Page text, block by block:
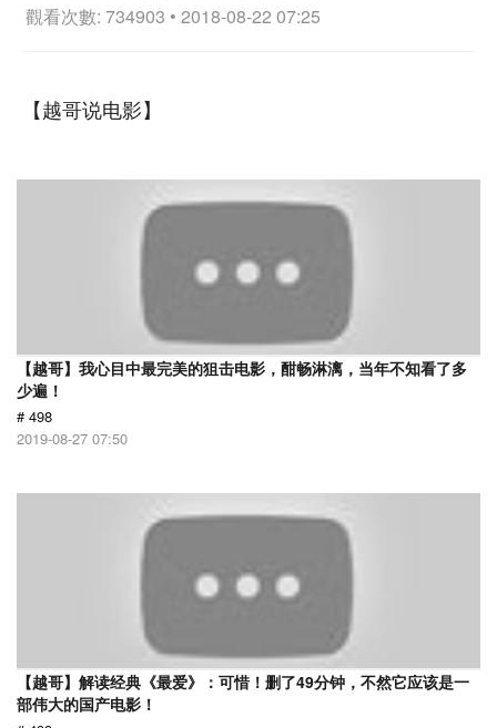
觀看次數: 734903 • 2018-08-22 07:25
【越哥说电影】
【越哥】我心目中最完美的狙击电影，酣畅淋漓，当年不知看了多
少遍！
# 498
2019-08-27 07:50
【越哥】解读经典《最爱》：可惜！删了49分钟，不然它应该是一
部伟大的国产电影！